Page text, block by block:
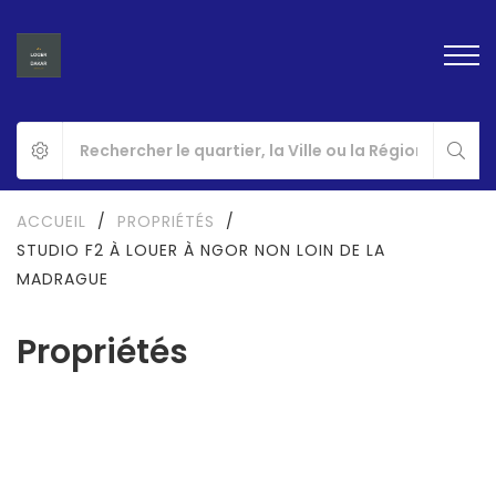
Propriétés
ACCUEIL / PROPRIÉTÉS
/
STUDIO F2 À LOUER À NGOR NON LOIN DE LA
MADRAGUE